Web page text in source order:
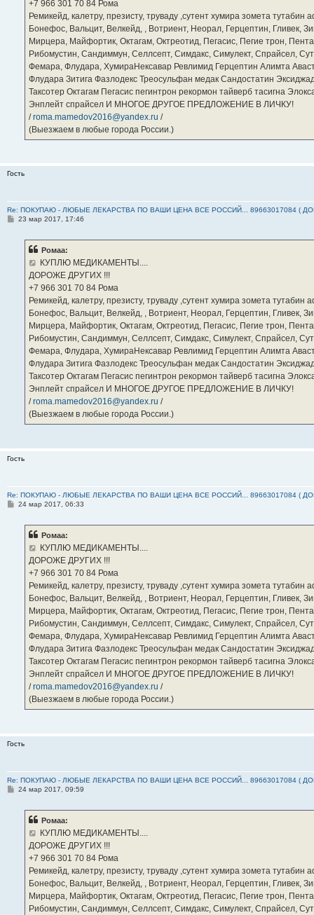
‪+7 966 301 70 84‬ Рома
Ремикейд, калетру, презисту, труваду ,сутент хумира зомета
Бонефос, Вальцит, Велкейд, , Вотриент, Неорал, Герцептин, Гливек,
Мирцера, Майфортик, Октагам, Октреотид, Пегасис, Пегие трон,
Рибомустин, Сандиммун, Селлсепт, Симдакс, Симулект, Спрайсел,
Фемара, Флудара, ХумираНексавар Ревлимид Герцептин Алимта
Флудара Зитига Фазлодекс Треосульфан медак Сандостатин
Таксотер Октагам Пегасис пегинтрон рекормон тайверб тасигна
Энплейт спрайсел И МНОГОЕ ДРУГОЕ ПРЕДЛОЖЕНИЕ В ЛИЧКУ!
/roma.mamedov2016@yandex.ru /
(Выезжаем в любые города России.)
Гость
Re: ПОКУПАЮ - ЛЮБЫЕ ЛЕКАРСТВА ПО ВАШИ ЦЕНА ВСЕ РОССИЙ... 89663017084 (
С23 мар 2017, 17:46
Ромаа:
КУПЛЮ МЕДИКАМЕНТЫ....
ДОРОЖЕ ДРУГИХ !!!
‪+7 966 301 70 84‬ Рома
Ремикейд, калетру, презисту, труваду ,сутент хумира зомета
Бонефос, Вальцит, Велкейд, , Вотриент, Неорал, Герцептин, Гливек,
Мирцера, Майфортик, Октагам, Октреотид, Пегасис, Пегие трон,
Рибомустин, Сандиммун, Селлсепт, Симдакс, Симулект, Спрайсел,
Фемара, Флудара, ХумираНексавар Ревлимид Герцептин Алимта
Флудара Зитига Фазлодекс Треосульфан медак Сандостатин
Таксотер Октагам Пегасис пегинтрон рекормон тайверб тасигна
Энплейт спрайсел И МНОГОЕ ДРУГОЕ ПРЕДЛОЖЕНИЕ В ЛИЧКУ!
/roma.mamedov2016@yandex.ru /
(Выезжаем в любые города России.)
Гость
Re: ПОКУПАЮ - ЛЮБЫЕ ЛЕКАРСТВА ПО ВАШИ ЦЕНА ВСЕ РОССИЙ... 89663017084 (
С24 мар 2017, 06:33
Ромаа:
КУПЛЮ МЕДИКАМЕНТЫ....
ДОРОЖЕ ДРУГИХ !!!
‪+7 966 301 70 84‬ Рома
Ремикейд, калетру, презисту, труваду ,сутент хумира зомета
Бонефос, Вальцит, Велкейд, , Вотриент, Неорал, Герцептин, Гливек,
Мирцера, Майфортик, Октагам, Октреотид, Пегасис, Пегие трон,
Рибомустин, Сандиммун, Селлсепт, Симдакс, Симулект, Спрайсел,
Фемара, Флудара, ХумираНексавар Ревлимид Герцептин Алимта
Флудара Зитига Фазлодекс Треосульфан медак Сандостатин
Таксотер Октагам Пегасис пегинтрон рекормон тайверб тасигна
Энплейт спрайсел И МНОГОЕ ДРУГОЕ ПРЕДЛОЖЕНИЕ В ЛИЧКУ!
/roma.mamedov2016@yandex.ru /
(Выезжаем в любые города России.)
Гость
Re: ПОКУПАЮ - ЛЮБЫЕ ЛЕКАРСТВА ПО ВАШИ ЦЕНА ВСЕ РОССИЙ... 89663017084 (
С24 мар 2017, 09:59
Ромаа:
КУПЛЮ МЕДИКАМЕНТЫ....
ДОРОЖЕ ДРУГИХ !!!
‪+7 966 301 70 84‬ Рома
Ремикейд, калетру, презисту, труваду ,сутент хумира зомета
Бонефос, Вальцит, Велкейд, , Вотриент, Неорал, Герцептин, Гливек,
Мирцера, Майфортик, Октагам, Октреотид, Пегасис, Пегие трон,
Рибомустин, Сандиммун, Селлсепт, Симдакс, Симулект, Спрайсел,